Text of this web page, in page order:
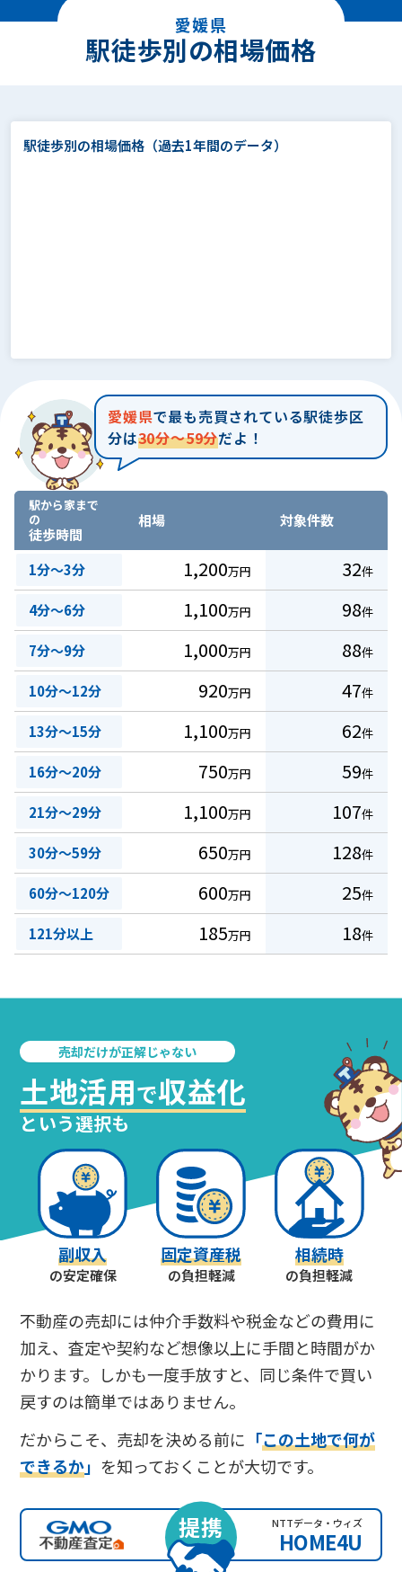
愛媛県
駅徒歩別の相場価格
駅徒歩別の相場価格 （過去1年間のデータ）
愛媛県で最も売買されている駅徒歩区
分は30分～59分だよ！
駅から家まで
の
徒歩時間
相場 対象件数
1分～3分 1,200万円 32件
4分～6分 1,100万円 98件
7分～9分 1,000万円 88件
10分～12分 920万円 47件
13分～15分 1,100万円 62件
16分～20分 750万円 59件
21分～29分 1,100万円 107件
30分～59分 650万円 128件
60分～120分 600万円 25件
121分以上 185万円 18件
売却だけが正解じゃない
土地活用で収益化
という選択も
副収入
の安定確保
固定資産税
の負担軽減
相続時
の負担軽減
不動産の売却には仲介手数料や税金などの費用に
加え、査定や契約など想像以上に手間と時間がか
かります。しかも一度手放すと、同じ条件で買い
戻すのは簡単ではありません。
だからこそ、売却を決める前に 「この土地で何が
できるか」 を知っておくことが大切です。
NTTデータ・ウィズ
HOME4U
提携